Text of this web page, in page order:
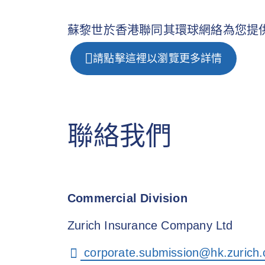
蘇黎世於香港聯同其環球網絡為您提
請點擊這裡以瀏覽更多詳情
聯絡我們
Commercial Division
Zurich Insurance Company Ltd